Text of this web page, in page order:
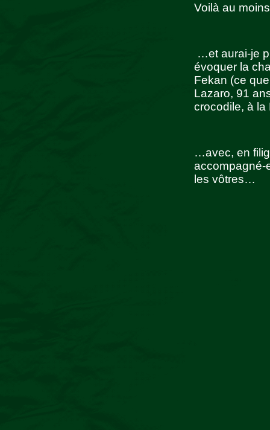
Voilà au
…et aurai-je
évoquer la
Fekan (ce
Lazaro, 91
crocodile, à
…avec, en
accompagné-
les vôtres…